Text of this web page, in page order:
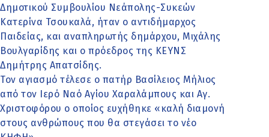
Δημοτικού Συμβουλίου Νεάπολης-Συκεών
Κατερίνα Τσουκαλά, ήταν ο αντιδήμαρχος
Παιδείας, και αναπληρωτής δημάρχου, Μιχάλης
Βουλγαρίδης και ο πρόεδρος της ΚΕΥΝΣ
Δημήτρης Απατσίδης.
Τον αγιασμό τέλεσε ο πατήρ Βασίλειος Μήλιος
από τον Ιερό Ναό Αγίου Χαραλάμπους και Αγ.
Χριστοφόρου ο οποίος ευχήθηκε «καλή διαμονή
στους ανθρώπους που θα στεγάσει το νέο